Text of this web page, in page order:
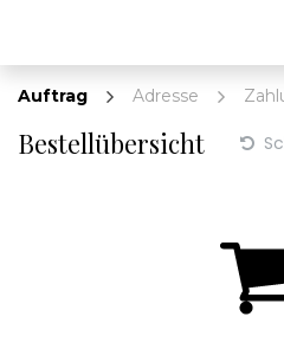
Auftrag Adresse
Bestellübersicht